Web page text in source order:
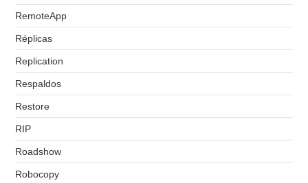
RemoteApp
Réplicas
Replication
Respaldos
Restore
RIP
Roadshow
Robocopy